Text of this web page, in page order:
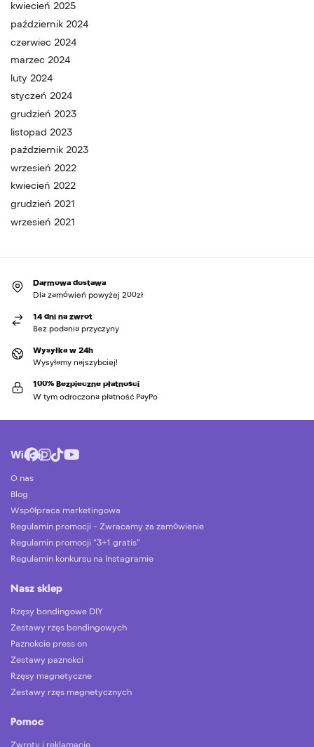
kwiecień 2025
październik 2024
czerwiec 2024
marzec 2024
luty 2024
styczeń 2024
grudzień 2023
listopad 2023
październik 2023
wrzesień 2022
kwiecień 2022
grudzień 2021
wrzesień 2021
Darmowa dostawa
Dla zamówień powyżej 200zł
14 dni na zwrot
Bez podania przyczyny
Wysyłka w 24h
Wysyłamy najszybciej!
100% Bezpieczne płatności
W tym odroczona płatność PayPo
Więcej
O nas
Blog
Współpraca marketingowa
Regulamin promocji – Zwracamy za zamówienie
Regulamin promocji “3+1 gratis”
Regulamin konkursu na Instagramie
Nasz sklep
Rzęsy bondingowe DIY
Zestawy rzęs bondingowych
Paznokcie press on
Zestawy paznokci
Rzęsy magnetyczne
Zestawy rzęs magnetycznych
Pomoc
Zwroty i reklamacje